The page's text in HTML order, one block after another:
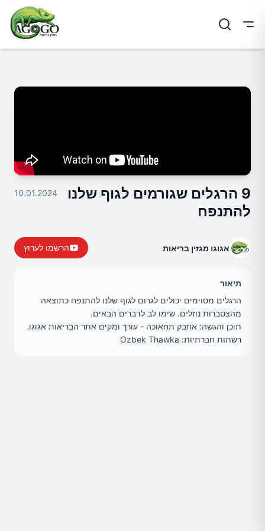
9 הרגלים שגורמים לגוף שלנו
להתנפח
10.01.2024
אגוגו מגזין בריאות הרשמו לערוץ
תיאור
הרגלים מסוימים יכולים לגרום לגוף שלנו להתנפח כתוצאה
מהצטברות נוזלים. שימו לב לדברים הבאים.
תוכן והגשה: אוזבק תחאוכה - עורך ומקים אתר הבריאות אגוגו.
רשתות חברתיות: Ozbek Thawka